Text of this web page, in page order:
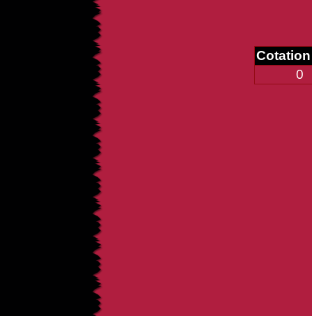
Cotation
0